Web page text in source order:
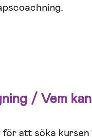
/ Vem
att söka